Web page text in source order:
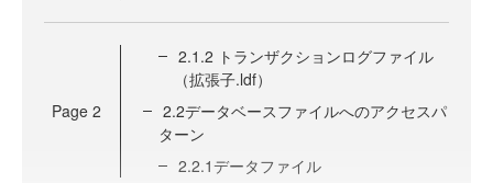
Page 2
2.1.2 トランザクションログファイル
（拡張子.ldf）
2.2データベースファイルへのアクセスパ
ターン
2.2.1データファイル